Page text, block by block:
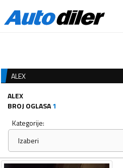
ALEX
ALEX
BROJ OGLASA1
Kategorije:
Izaberi